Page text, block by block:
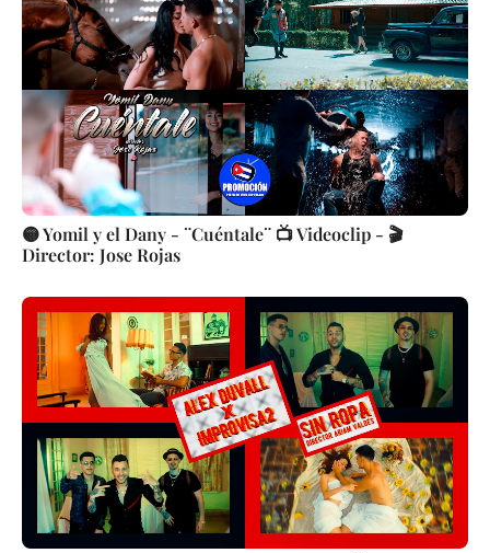
🟡 Yomil y el Dany - ¨Cuéntale¨ 📺 Videoclip - 🎬
Director: Jose Rojas